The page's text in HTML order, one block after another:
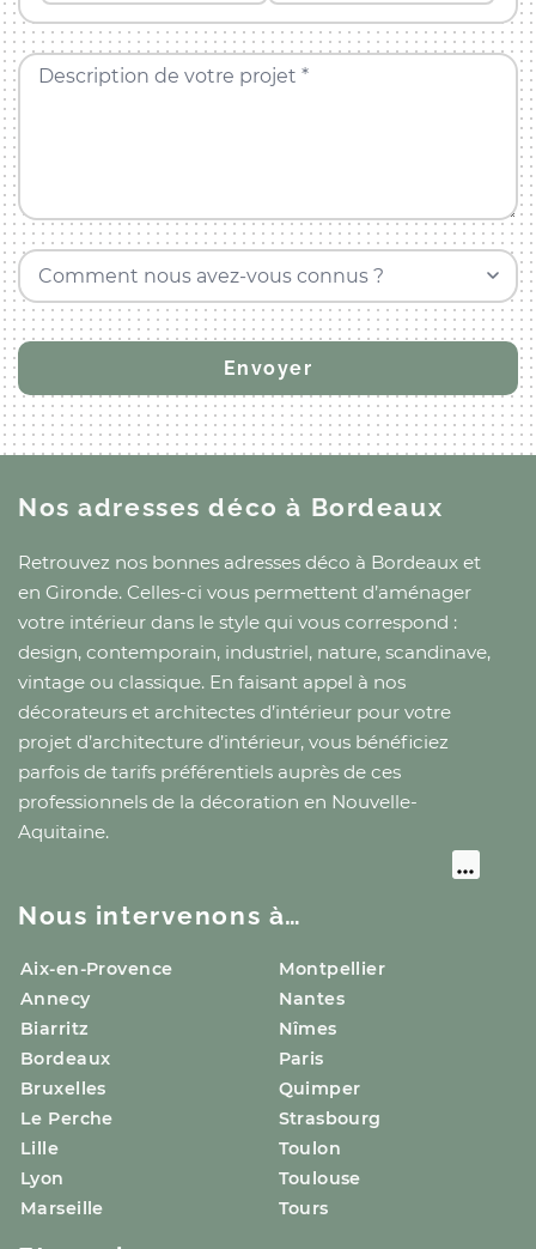
Description de votre projet *
Comment nous avez-vous connus ?
Nos adresses décoà Bordeaux
Retrouvez nos bonnes adresses déco à Bordeaux et
en Gironde. Celles-ci vous permettent d’aménager
votre intérieur dans le style qui vous correspond :
design, contemporain, industriel, nature, scandinave,
vintage ou classique. En faisant appel à nos
décorateurs et architectes d’intérieur pour votre
projet d’architecture d’intérieur, vous bénéficiez
parfois de tarifs préférentiels auprès de ces
professionnels de la décoration en Nouvelle-
Aquitaine.
Nous intervenons à…
Aix-en-Provence
Annecy
Biarritz
Bordeaux
Bruxelles
Le Perche
Lille
Lyon
Marseille
Montpellier
Nantes
Nîmes
Paris
Quimper
Strasbourg
Toulon
Toulouse
Tours